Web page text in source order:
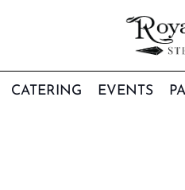
CATERING EVENTS